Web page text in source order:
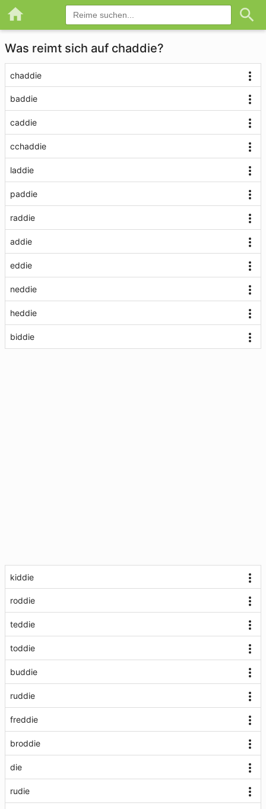
Was reimt sich auf chaddie?
chaddie
baddie
caddie
cchaddie
laddie
paddie
raddie
addie
eddie
neddie
heddie
biddie
kiddie
roddie
teddie
toddie
buddie
ruddie
freddie
broddie
die
rudie